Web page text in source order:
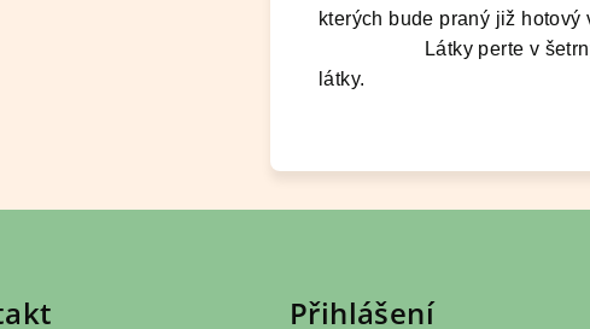
kterých bude praný již hotový
Látky perte v šetrných
látky.
Přihlášení